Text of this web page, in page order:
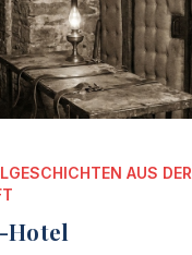
AUS DER
Hotel